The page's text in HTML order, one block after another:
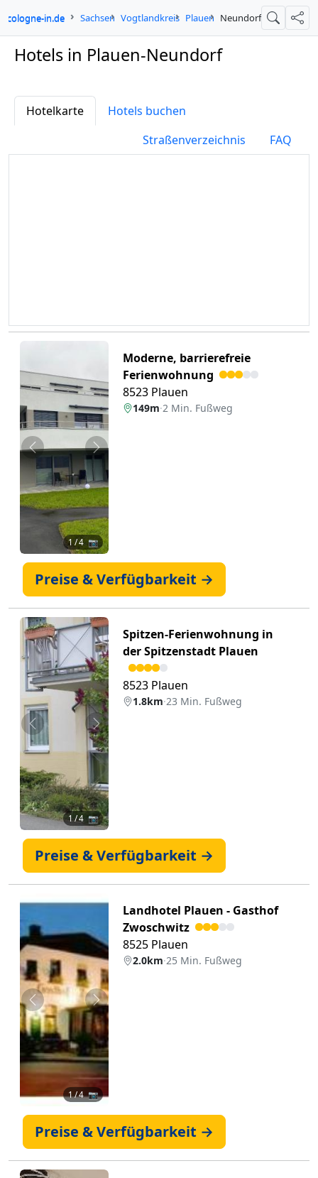
cologne-in.de Sachsen Vogtlandkreis Plauen Neundorf Suche
Hotels in Plauen-Neundorf
Hotelkarte
Hotels buchen
Straßenverzeichnis
FAQ
Zurück Weiter
1 / 4 📷
Moderne, barrierefreie
Ferienwohnung
8523 Plauen
149m·2 Min. Fußweg
Preise & Verfügbarkeit →
Zurück Weiter
1/ 4 📷
Spitzen-Ferienwohnung in
der Spitzenstadt Plauen
8523 Plauen
1.8km·23 Min. Fußweg
Preise & Verfügbarkeit →
Zurück Weiter
1/ 4 📷
Landhotel Plauen - Gasthof
Zwoschwitz
8525 Plauen
2.0km·25 Min. Fußweg
Preise & Verfügbarkeit →